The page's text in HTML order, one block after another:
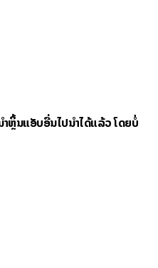
ຳຫຼິ້ນແອັບອື່ນໄປນຳໄດ້ແລ້ວ ໂດຍບໍ່